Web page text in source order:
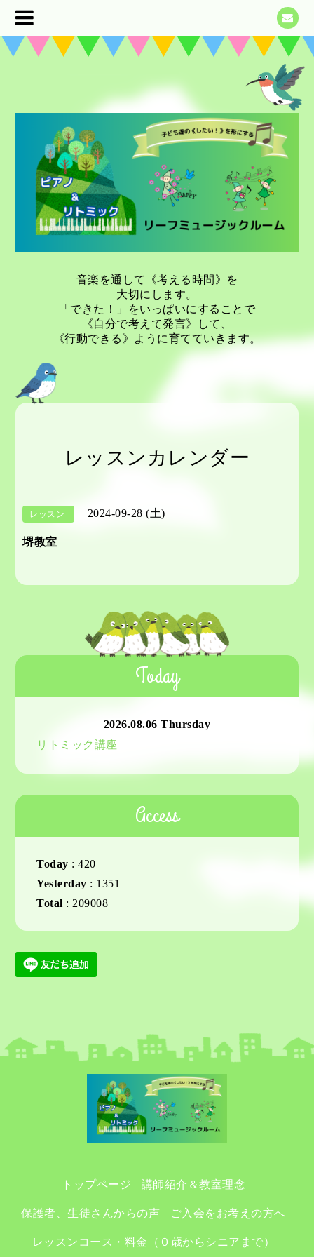
音楽を通して《考える時間》を
大切にします。
「できた！」をいっぱいにすることで
《自分で考えて発言》して、
《行動できる》ように育てていきます。
レッスンカレンダー
レッスン 2024-09-28 (土)
堺教室
Today
2026.08.06 Thursday
リトミック講座
Access
Today :420
Yesterday : 1351
Total : 209008
トップページ 講師紹介＆教室理念
保護者、生徒さんからの声 ご入会をお考えの方へ
レッスンコース・料金（０歳からシニアまで）